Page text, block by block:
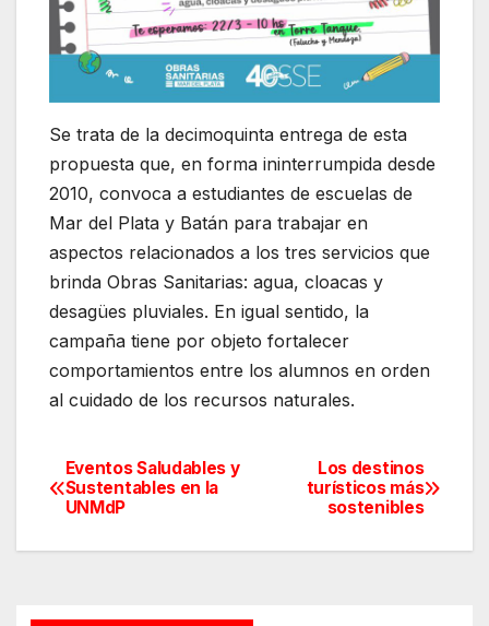
Se trata de la decimoquinta entrega de esta
propuesta que, en forma ininterrumpida desde
2010, convoca a estudiantes de escuelas de
Mar del Plata y Batán para trabajar en
aspectos relacionados a los tres servicios que
brinda Obras Sanitarias: agua, cloacas y
desagües pluviales. En igual sentido, la
campaña tiene por objeto fortalecer
comportamientos entre los alumnos en orden
al cuidado de los recursos naturales.
Navegación
de
Los destinos
turísticos más
sostenibles
Eventos Saludables y
Sustentables en la
UNMdP